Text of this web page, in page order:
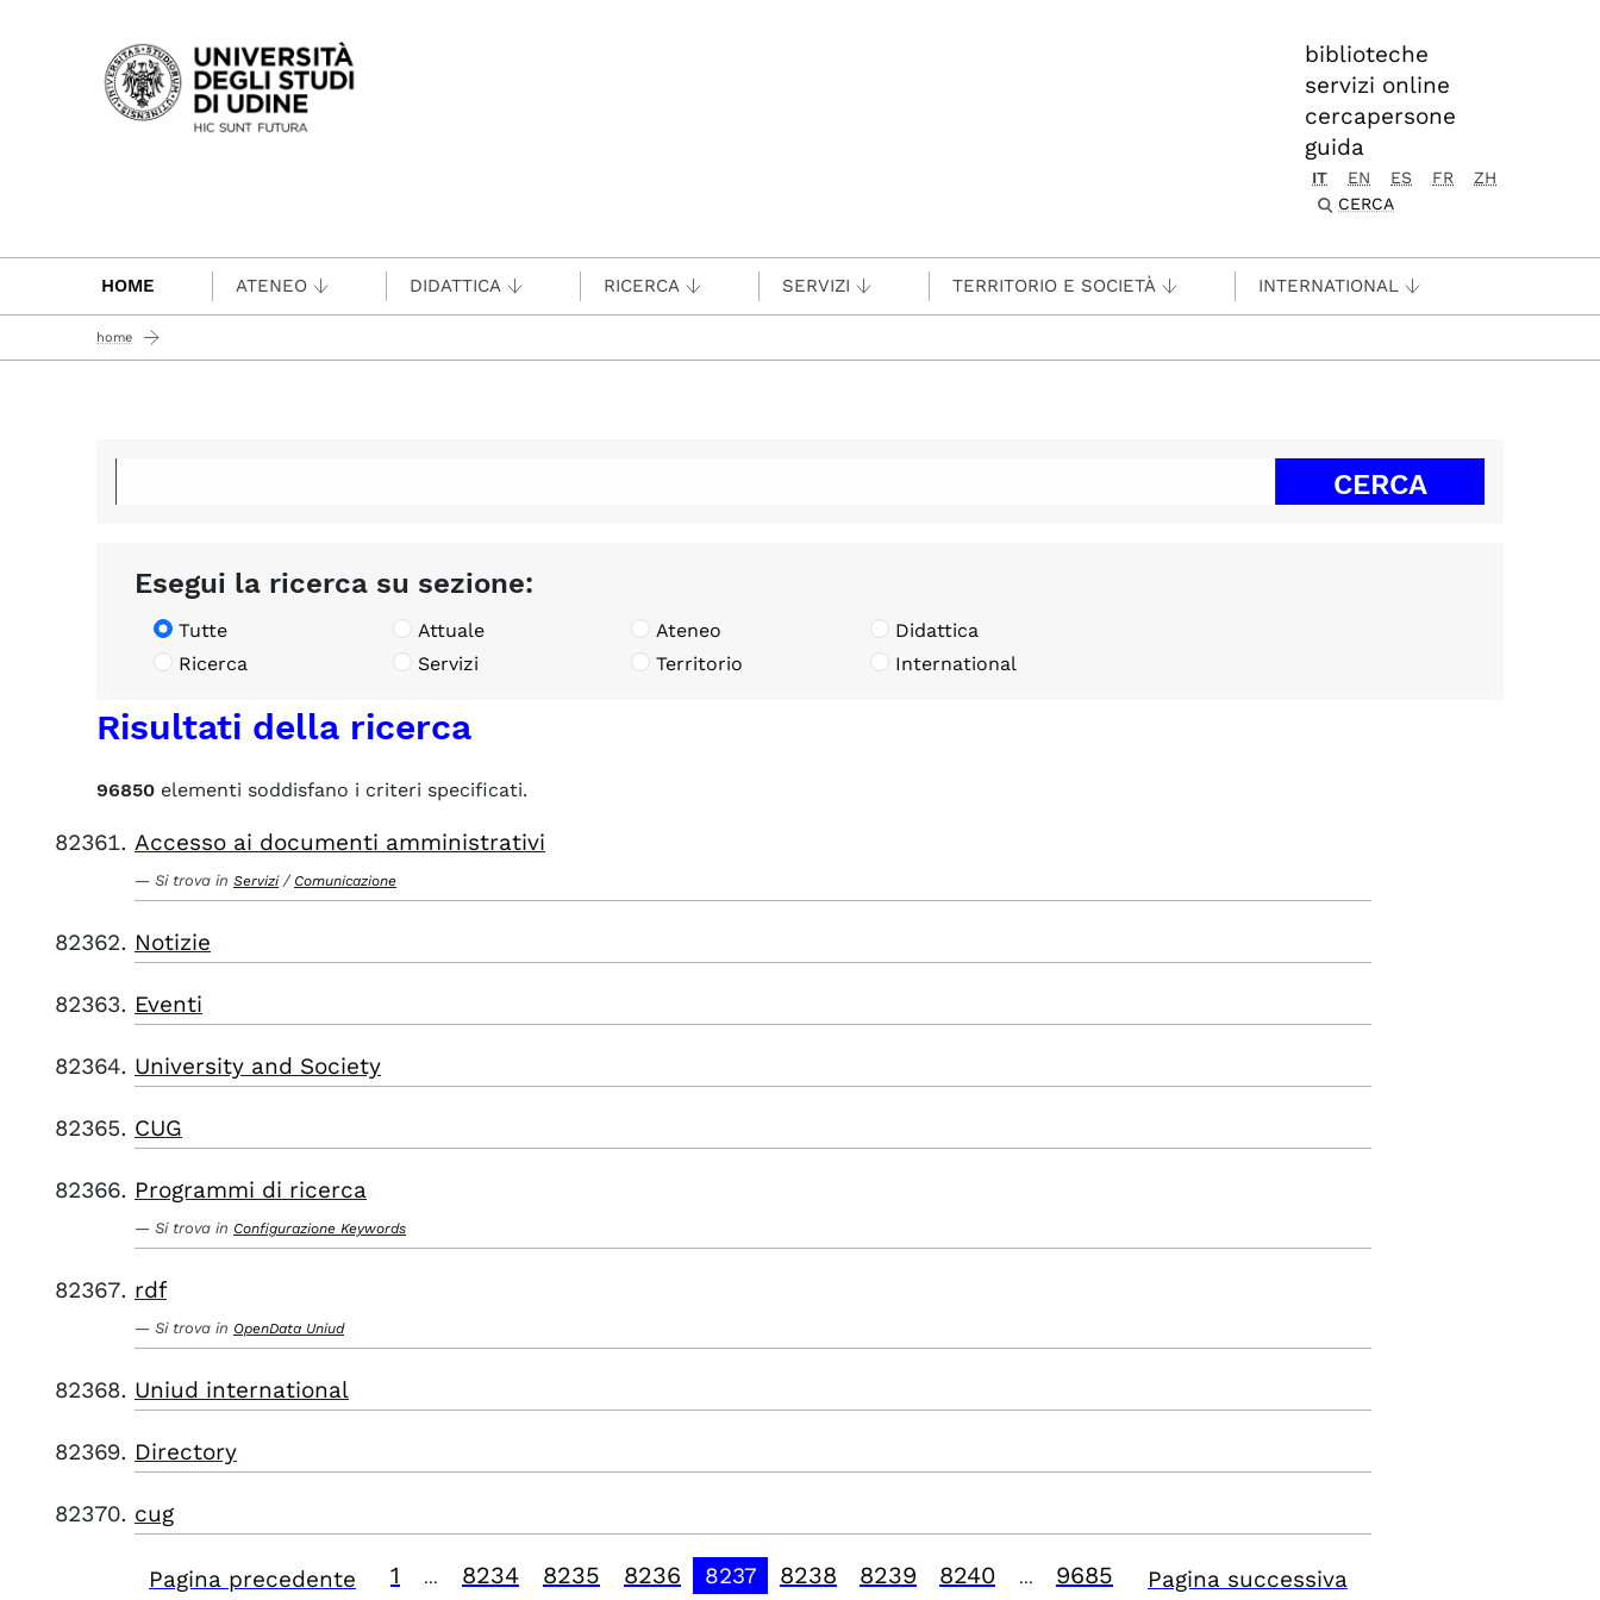
Passa al contenuto principale
biblioteche
servizi online
cercapersone
guida
IT EN ES FR
ZH
CERCA
HOME ATENEO DIDATTICA RICERCA SERVIZI TERRITORIO E SOCIETÀ INTERNATIONAL
home
Esegui la ricerca su sezione:
Tutte Attuale Ateneo
Didattica
Ricerca
Servizi Territorio International
Risultati della ricerca
96850 elementi soddisfano i criteri specificati.
Accesso ai documenti amministrativi
Si trova in Servizi / Comunicazione
Notizie
Eventi
University and Society
CUG
Programmi di ricerca
Si trova in Configurazione Keywords
rdf
Si trova in OpenData Uniud
Uniud international
Directory
cug
Pagina precedente 1 8234 8235 8236 8237 8238 8239 8240 9685 Pagina successiva